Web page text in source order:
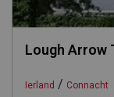
Lough Arrow
Ierland / Connacht